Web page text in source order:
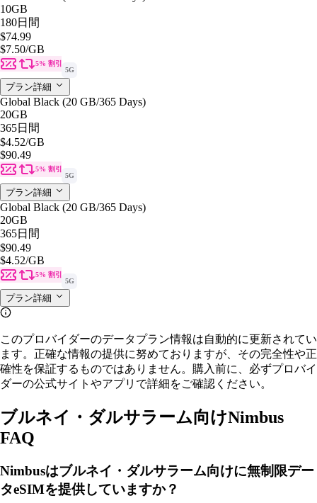
10GB
180日間
$74.99
$7.50/GB
5% 割引
5G
プラン詳細
Global Black (20 GB/365 Days)
20GB
365日間
$4.52/GB
$90.49
5% 割引
5G
プラン詳細
Global Black (20 GB/365 Days)
20GB
365日間
$90.49
$4.52/GB
5% 割引
5G
プラン詳細
このプロバイダーのデータプラン情報は自動的に更新されてい
ます。正確な情報の提供に努めておりますが、その完全性や正
確性を保証するものではありません。購入前に、必ずプロバイ
ダーの公式サイトやアプリで詳細をご確認ください。
ブルネイ・ダルサラーム向けNimbus
FAQ
Nimbusはブルネイ・ダルサラーム向けに無制限デー
タeSIMを提供していますか？